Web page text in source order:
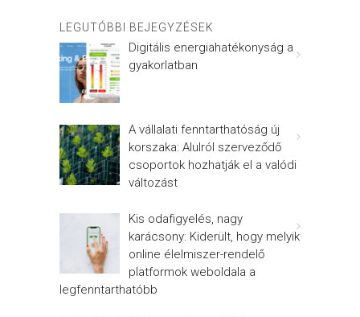
LEGUTÓBBI BEJEGYZÉSEK
Digitális energiahatékonyság a
gyakorlatban
A vállalati fenntarthatóság új
korszaka: Alulról szerveződő
csoportok hozhatják el a valódi
változást
Kis odafigyelés, nagy
karácsony: Kiderült, hogy melyik
online élelmiszer-rendelő
platformok weboldala a
legfenntarthatóbb